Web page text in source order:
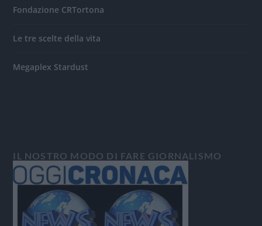
Fondazione CRTortona
Le tre scelte della vita
Megaplex Stardust
IL NOSTRO MODO DI FARE GIORNALISMO